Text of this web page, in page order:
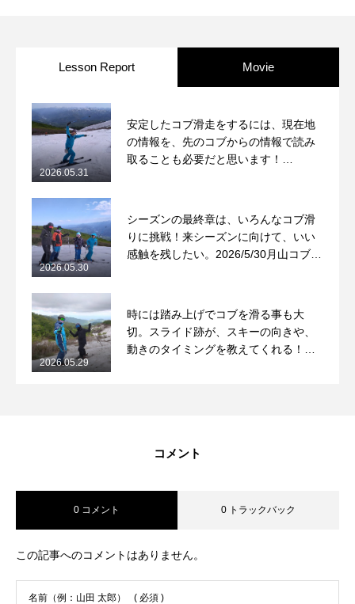
Online Store
コブ斜面の滑り方解説動画
無料プレゼント動画
プレゼント
プレゼント付メルマガ
常時メルマガ
お問合せ 特定商取引法に基づく表記 プライバシーポリシー
Lesson Report Movie
安定したコブ滑走をするには、現在地
の情報を、先のコブからの情報で読み
取ることも必要だと思います！
2026.05.31
シーズンの最終章は、いろんなコブ滑
りに挑戦！来シーズンに向けて、いい
感触を残したい。2026/5/30月山コブレ
2026.05.30
時には踏み上げでコブを滑る事も大
切。スライド跡が、スキーの向きや、
動きのタイミングを教えてくれる！
2026.05.29
コメント
0 コメント 0 トラックバック
この記事へのコメントはありません。
名前（例：山田 太郎） ( 必須 )